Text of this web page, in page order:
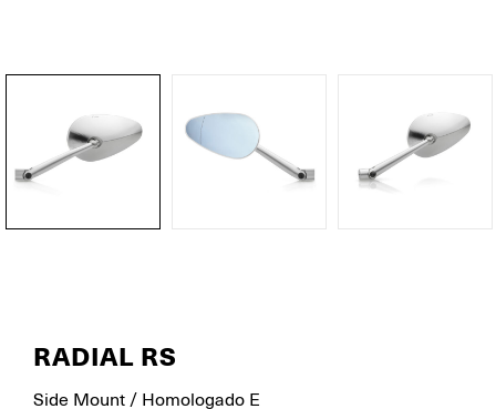
RADIAL RS
Side Mount / Homologado E